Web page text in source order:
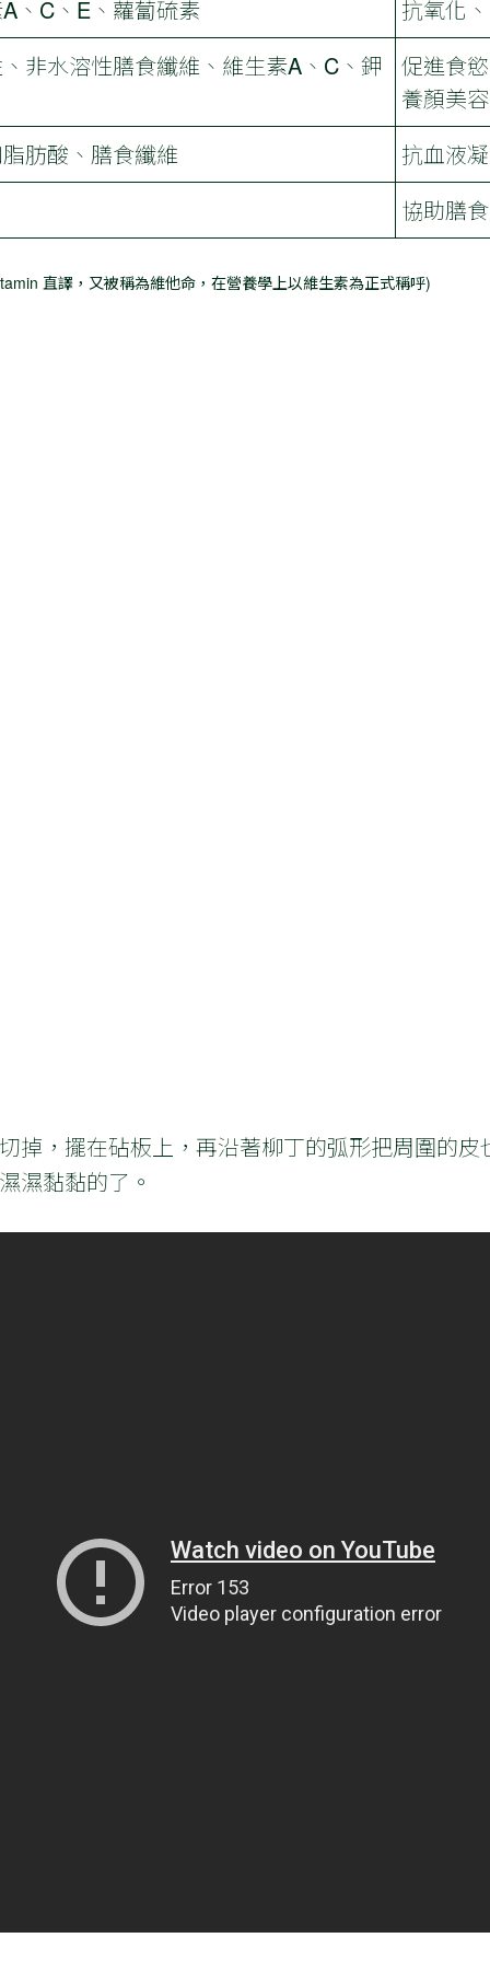
、C、E、蘿蔔硫素
抗氧化
非水溶性膳食纖維、維生素A、C、鉀
促進食
養顏美容
肪酸、膳食纖維
抗血液
協助膳
直譯，又被稱為維他命，在營養學上以維生素為正式稱呼)
掉，擺在砧板上，再沿著柳丁的弧形把周圍的
濕黏黏的了。